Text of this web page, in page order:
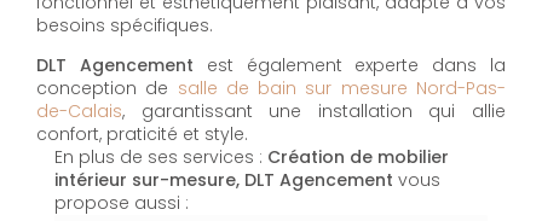
besoins spécifiques.
DLT Agencement est également experte dans la
conception de salle de bain sur mesure Nord-Pas-
de-Calais, garantissant une installation qui allie
confort, praticité et style.
En plus de ses services : Création de mobilier
intérieur sur-mesure, DLT Agencement vous
propose aussi :